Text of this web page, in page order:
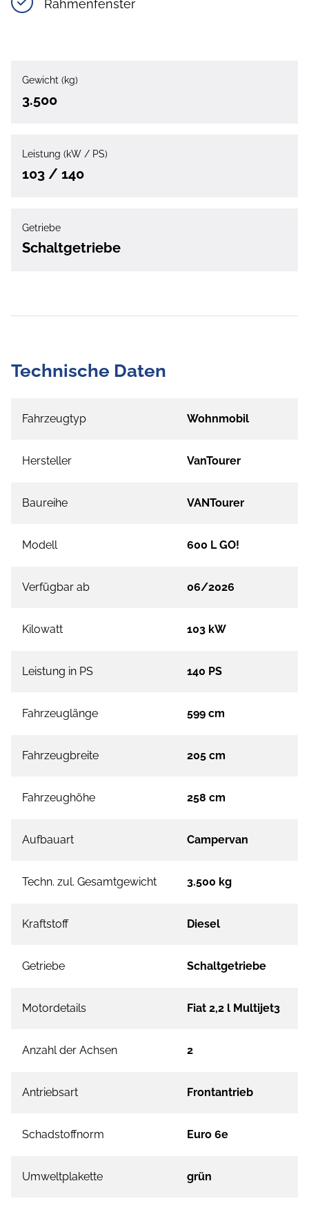
Rahmenfenster
Gewicht (kg)
3.500
Leistung (kW / PS)
103 / 140
Getriebe
Schaltgetriebe
Technische Daten
Fahrzeugtyp Wohnmobil
Hersteller VanTourer
Baureihe VANTourer
Modell 600 L GO!
Verfügbar ab 06/2026
Kilowatt 103 kW
Leistung in PS 140 PS
Fahrzeuglänge 599 cm
Fahrzeugbreite 205 cm
Fahrzeughöhe 258 cm
Aufbauart Campervan
Techn. zul. Gesamtgewicht 3.500 kg
Kraftstoff Diesel
Getriebe Schaltgetriebe
Motordetails Fiat 2,2 l Multijet3
Anzahl der Achsen 2
Antriebsart Frontantrieb
Schadstoffnorm Euro 6e
Umweltplakette grün